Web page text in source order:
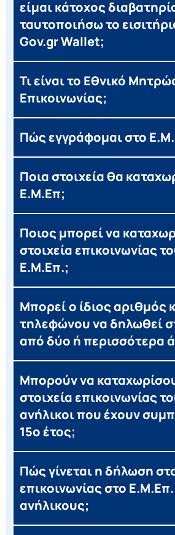
είμαι κάτοχος
ταυτοποιήσω το
Gov.gr Wallet;
Τι είναι το Εθνικό
Επικοινωνίας;
Πώς εγγράφομαι στο
Ποια στοιχεία θα
Ε.Μ.Επ;
Ποιος μπορεί να
στοιχεία επικοινωνίας
Ε.Μ.Επ.;
Μπορεί ο ίδιος αριθμός
τηλεφώνου να δηλωθεί
από δύο ή περισσότερα
Μπορούν να
στοιχεία επικοινωνίας
ανήλικοι που έχουν
15ο έτος;
Πώς γίνεται η δήλωση
επικοινωνίας στο Ε.Μ.Επ.
ανήλικους;